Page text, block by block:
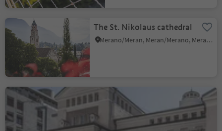
The St. Nikolaus cathedral
Merano/Meran, Meran/Merano, Meran/Merano and environs
Merano Civic Theater